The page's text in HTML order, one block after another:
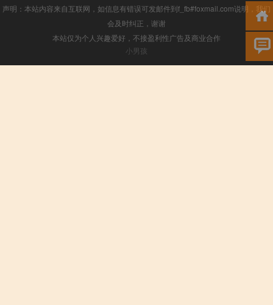
声明：本站内容来自互联网，如信息有错误可发邮件到f_fb#foxmail.com说明，我们
会及时纠正，谢谢
本站仅为个人兴趣爱好，不接盈利性广告及商业合作
小男孩